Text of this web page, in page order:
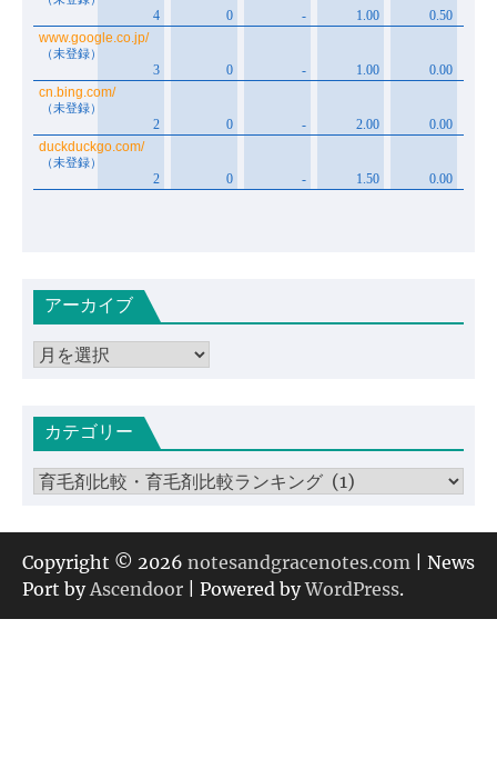
アーカイブ
ア
イカテゴリー
カ
ゴ
リ
ー
Copyright © 2026 notesandgracenotes.com | News
Port byAscendoor | Powered byWordPress.